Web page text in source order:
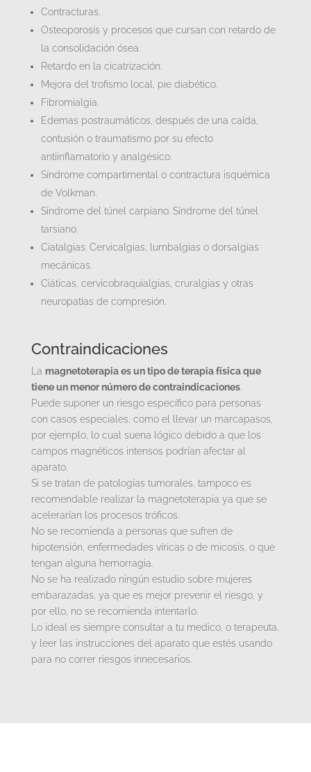
Contracturas.
Osteoporosis y procesos que cursan con retardo de
la consolidación ósea.
Retardo en la cicatrización.
Mejora del trofismo local, pie diabético.
Fibromialgia.
Edemas postraumáticos, después de una caída,
contusión o traumatismo por su efecto
antiinflamatorio y analgésico.
Síndrome compartimental o contractura isquémica
de Volkman.
Síndrome del túnel carpiano. Síndrome del túnel
tarsiano.
Ciatalgias. Cervicalgias, lumbalgias o dorsalgias
mecánicas.
Ciáticas, cervicobraquialgias, cruralgias y otras
neuropatías de compresión.
Contraindicaciones
La magnetoterapia es un tipo de terapia física que
tiene un menor número de contraindicaciones.
Puede suponer un riesgo específico para personas
con casos especiales, como el llevar un marcapasos,
por ejemplo, lo cual suena lógico debido a que los
campos magnéticos intensos podrían afectar al
aparato.
Si se tratan de patologías tumorales, tampoco es
recomendable realizar la magnetoterapia ya que se
acelerarían los procesos tróficos.
No se recomienda a personas que sufren de
hipotensión, enfermedades víricas o de micosis, o que
tengan alguna hemorragia.
No se ha realizado ningún estudio sobre mujeres
embarazadas, ya que es mejor prevenir el riesgo, y
por ello, no se recomienda intentarlo.
Lo ideal es siempre consultar a tu medico, o terapeuta,
y leer las instrucciones del aparato que estés usando
para no correr riesgos innecesarios.